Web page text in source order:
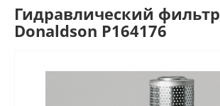
Гидравлический фильтр
Donaldson P164176